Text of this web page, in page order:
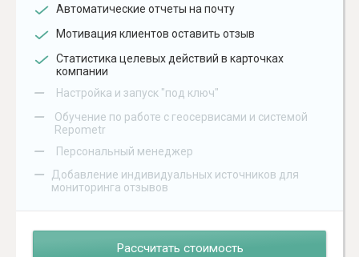
Автоматические отчеты на почту
Мотивация клиентов оставить отзыв
Статистика целевых действий в карточках
компании
– Настройка и запуск "под ключ"
–
Обучение по работе с геосервисами и системой
Repometr
– Персональный менеджер
–
Добавление индивидуальных источников для
мониторинга отзывов
Рассчитать стоимость